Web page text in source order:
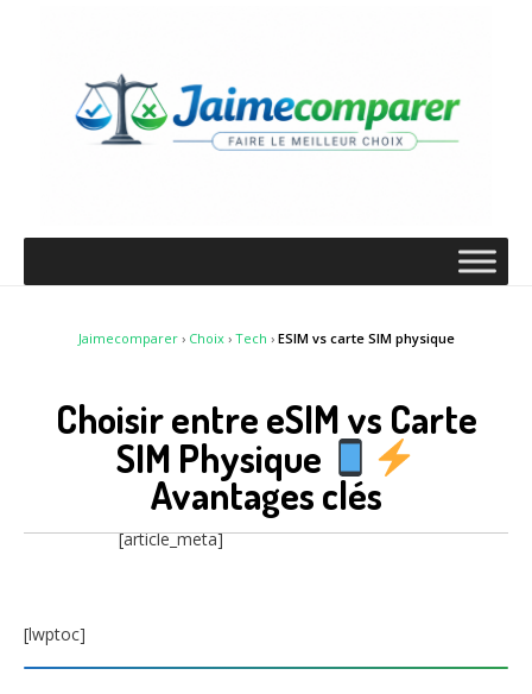
Jaimecomparer› Choix› Tech › ESIM vs carte SIM physique
Choisir entre eSIM vs Carte
SIM Physique
Avantages clés
[article_meta]
[lwptoc]